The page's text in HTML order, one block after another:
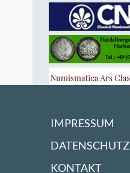
IMPRESSUM
DATENSCHUTZ
KONTAKT